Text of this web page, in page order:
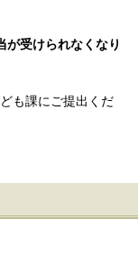
受けられなくなり
も課にご提出くだ